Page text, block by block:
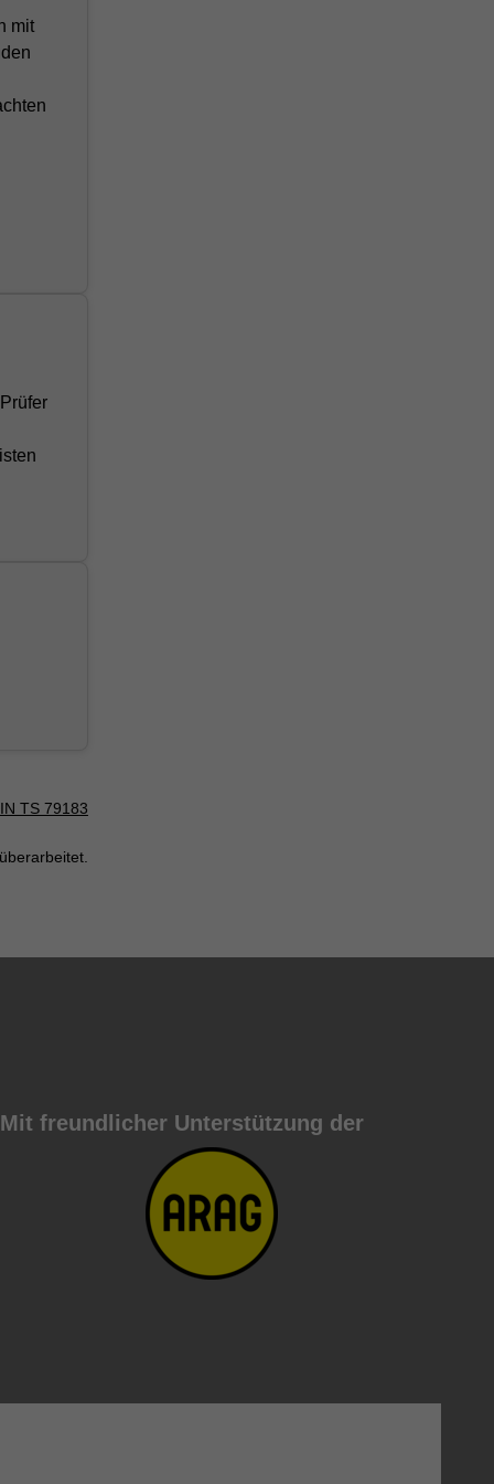
mit
TS 79183
Mit freundlicher Unterstützung der